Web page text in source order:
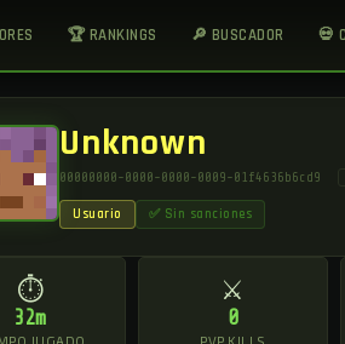
🏆 RANKINGS 🔎 BUSCADOR 💀
Unknown
00000000-0000-0000-0009-01f4636b6cd9
Usuario ✅ Sin sanciones
⏱
32m
⚔
0